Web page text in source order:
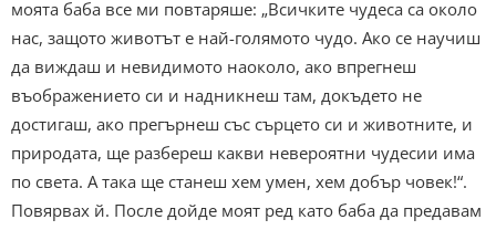
моята баба все ми повтаряше: „Всичките чудеса са около
нас, защото животът е най-голямото чудо. Ако се научиш
да виждаш и невидимото наоколо, ако впрегнеш
въображението си и надникнеш там, докъдето не
достигаш, ако прегърнеш със сърцето си и животните, и
природата, ще разбереш какви невероятни чудесии има
по света. А така ще станеш хем умен, хем добър човек!“.
Повярвах й. После дойде моят ред като баба да предавам